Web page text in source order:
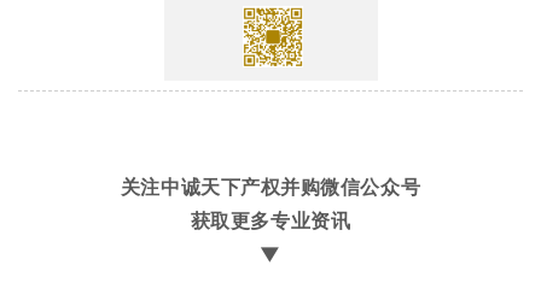
关注中诚天下产权并购微信公众号
获取更多专业资讯
▼